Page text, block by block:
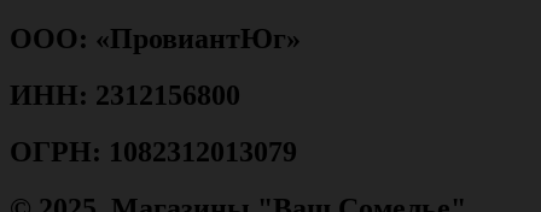
ООО: «ПровиантЮг»
ИНН: 2312156800
ОГРН: 1082312013079